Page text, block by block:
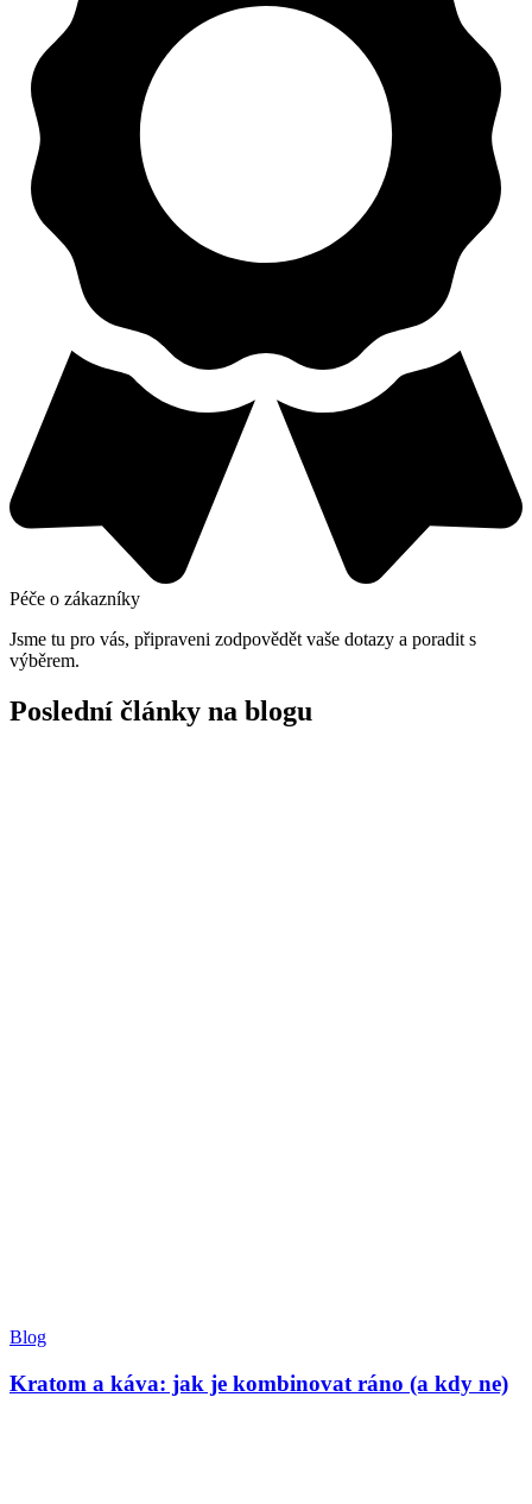
Péče o zákazníky
Jsme tu pro vás, připraveni zodpovědět vaše dotazy a poradit s
výběrem.
Poslední články na blogu
Blog
Kratom a káva: jak je kombinovat ráno (a kdy ne)